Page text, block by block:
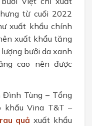
từ cuối 2022
xuất khẩu chính
xuất khẩu tăng
bưởi da xanh
cao nên được
Đình Tùng – Tổng
khẩu Vina T&T –
rau quả xuất khẩu